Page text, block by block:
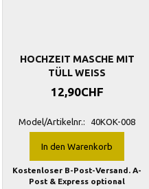
HOCHZEIT MASCHE MIT
TÜLL WEISS
12,90CHF
Model/Artikelnr.: 40KOK-008
In den Warenkorb
Kostenloser B-Post-Versand. A-
Post & Express optional